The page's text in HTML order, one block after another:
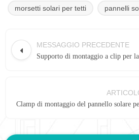
morsetti solari per tetti pannelli
MESSAGGIO PRECEDENTE
Clamp di montaggio del pannello solare